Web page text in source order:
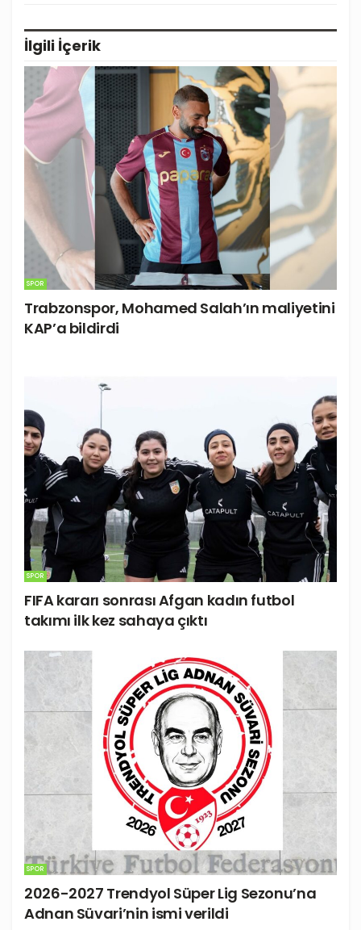
İlgili İçerik
SPOR
Trabzonspor, Mohamed Salah’ın maliyetini
KAP’a bildirdi
SPOR
FIFA kararı sonrası Afgan kadın futbol
takımı ilk kez sahaya çıktı
SPOR
2026-2027 Trendyol Süper Lig Sezonu’na
Adnan Süvari’nin ismi verildi